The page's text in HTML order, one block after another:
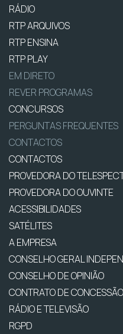
RÁDIO
RTP ARQUIVOS
RTP ENSINA
RTP PLAY
EM DIRETO
REVER PROGRAMAS
CONCURSOS
PERGUNTAS FREQUENTES
CONTACTOS
CONTACTOS
PROVEDORA DO
PROVEDORA DO OUVINTE
ACESSIBILIDADES
SATÉLITES
A EMPRESA
CONSELHO GERAL
CONSELHO DE OPINIÃO
CONTRATO DE
RÁDIO E TELEVISÃO
RGPD